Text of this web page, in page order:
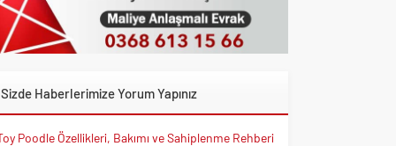
Sizde Haberlerimize Yorum Yapınız
Poodle Özellikleri, Bakımı ve Sahiplenme Rehberi